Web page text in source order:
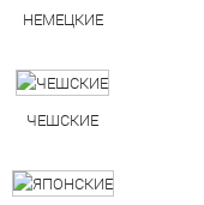
НЕМЕЦКИЕ
ЧЕШСКИЕ